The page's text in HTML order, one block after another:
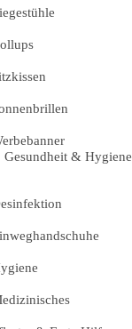
Gesundheit & Hygiene